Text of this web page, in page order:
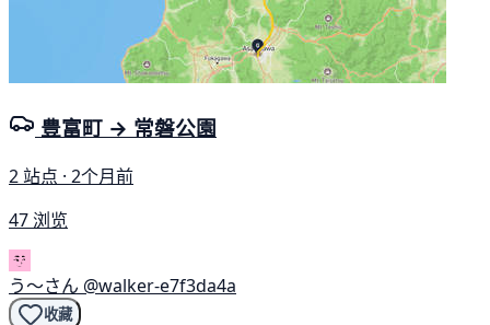
豊富町 → 常磐公園
2 站点 · 2个月前
47 浏览
う〜さん @walker-e7f3da4a
收藏